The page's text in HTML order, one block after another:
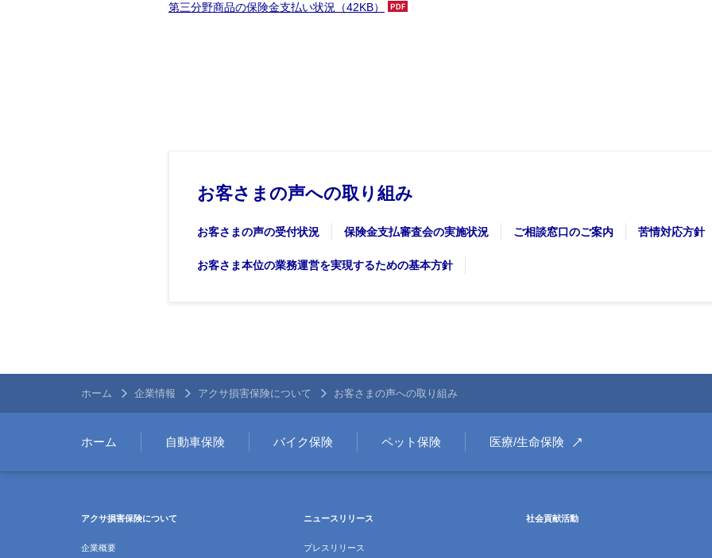
第三分野商品の保険金支払い状況（42KB）
お客さまの声への取り組み
お客さまの声の受付状況 保険金支払審査会の実施状況 ご相談窓口のご案内 苦情対応方針
お客さま本位の業務運営を実現するための基本方針
ホーム 企業情報 アクサ損害保険について お客さまの声への取り組み
アクサ損害保険について
企業概要
ニュースリリース
プレスリリース
社会貢献活動
ホーム 自動車保険 バイク保険 ペット保険 医療/生命保険